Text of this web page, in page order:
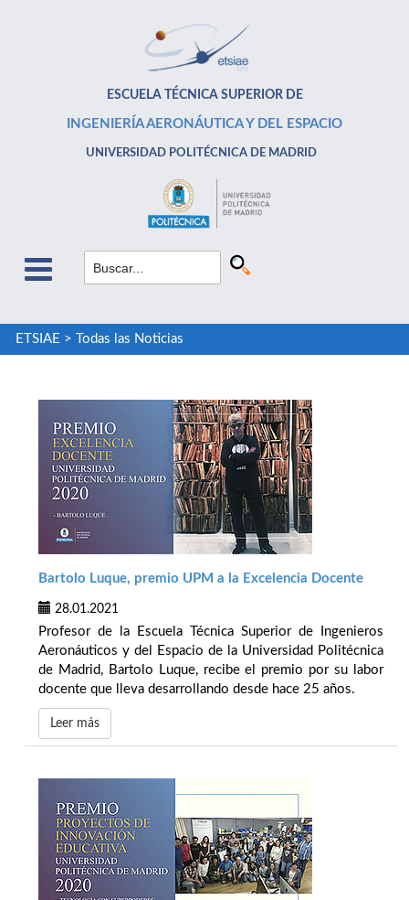
ESCUELA TÉCNICA SUPERIOR DE
INGENIERÍA AERONÁUTICA Y DEL ESPACIO
UNIVERSIDAD POLITÉCNICA DE MADRID
ETSIAE > Todas las Noticias
Bartolo Luque, premio UPM a la Excelencia Docente
28.01.2021
Profesor de la Escuela Técnica Superior de Ingenieros
Aeronáuticos y del Espacio de la Universidad Politécnica
de Madrid, Bartolo Luque, recibe el premio por su labor
docente que lleva desarrollando desde hace 25 años.
Leer más